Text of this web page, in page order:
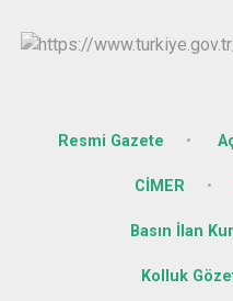
Resmi Gazete
CİMER
Basın İlan
Kolluk